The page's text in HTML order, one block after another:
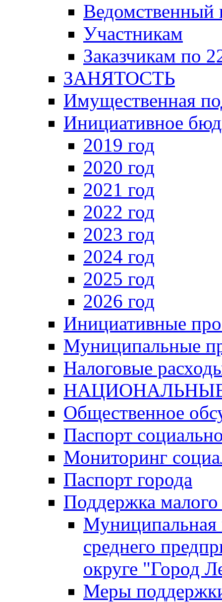
Ведомственный
Участникам
Заказчикам по
ЗАНЯТОСТЬ
Имущественная
Инициативное
2019 год
2020 год
2021 год
2022 год
2023 год
2024 год
2025 год
2026 год
Инициативные
Муниципальные
Налоговые
Общественное
Паспорт
Мониторинг
Паспорт города
Поддержка малого
Муниципальная
среднего
округе "Город
Меры